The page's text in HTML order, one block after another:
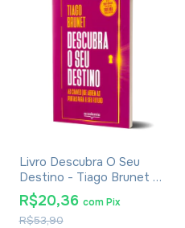
Livro Descubra O Seu
Destino - Tiago Brunet -
Versão Econômica
R$53,90
R$20,36 com Pix